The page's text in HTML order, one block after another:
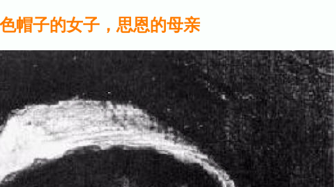
帽子的女子，思恩的母亲